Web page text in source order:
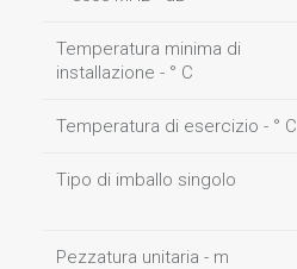
Temperatura minima di
installazione - ° C
Temperatura di esercizio - ° C
Tipo di imballo singolo
Pezzatura unitaria - m